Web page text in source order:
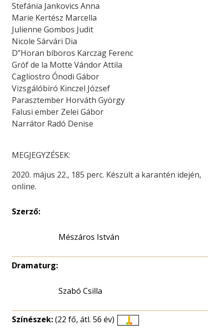
Stefánia Jankovics Anna
Marie Kertész Marcella
Julienne Gombos Judit
Nicole Sárvári Dia
D”Horan bíboros Karczag Ferenc
Gróf de la Motte Vándor Attila
Cagliostro Ónodi Gábor
Vizsgálóbíró Kinczel József
Parasztember Horváth György
Falusi ember Zelei Gábor
Narrátor Radó Denise
MEGJEGYZÉSEK:
2020. május 22., 185 perc. Készült a karantén idején,
online.
Szerző:
Mészáros István
Dramaturg:
Szabó Csilla
Színészek:(22 fő, átl. 56 év)